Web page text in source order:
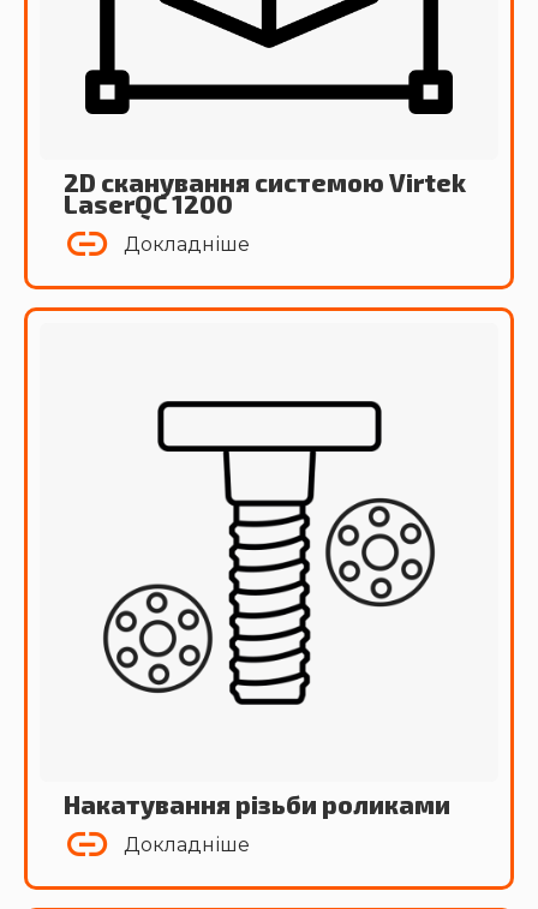
2D сканування системою Virtek
LaserQC 1200
Докладніше
Накатування різьби роликами
Докладніше